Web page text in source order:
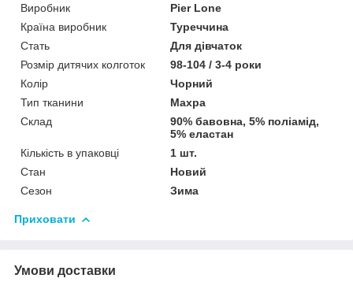
Виробник
Pier Lone
Країна виробник
Туреччина
Стать
Для дівчаток
Розмір дитячих колготок
98-104 / 3-4 роки
Колір
Чорний
Тип тканини
Махра
Склад
90% бавовна, 5% поліамід,
5% еластан
Кількість в упаковці
1 шт.
Стан
Новий
Сезон
Зима
Приховати
Умови доставки